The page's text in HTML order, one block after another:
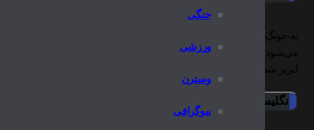
جنگی
ورزشی
وسترن
بیوگرافی
ته-جونگِ آرام و خوش‌رفتار، به ناحق به جرمی هولناک زندانی می‌شود.
می‌شود که شخصی مرموز به نام یو-هان، سقوط او را ترتیب داده است. ته-
لبریز شده، تصمیم می‌گیرد یو-هان را به سزای اعمالش برساند.
انگلیسی